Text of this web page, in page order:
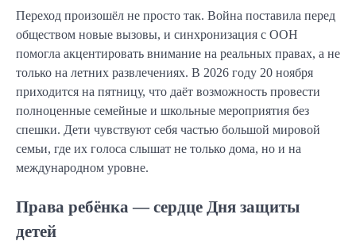
Переход произошёл не просто так. Война поставила перед
обществом новые вызовы, и синхронизация с ООН
помогла акцентировать внимание на реальных правах, а не
только на летних развлечениях. В 2026 году 20 ноября
приходится на пятницу, что даёт возможность провести
полноценные семейные и школьные мероприятия без
спешки. Дети чувствуют себя частью большой мировой
семьи, где их голоса слышат не только дома, но и на
международном уровне.
Права ребёнка — сердце Дня защиты
детей